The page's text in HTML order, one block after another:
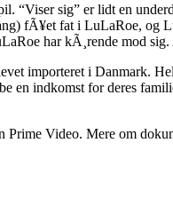
“Viser sig” er lidt en
fÃ¥et fat i LuLaRoe, og
har kÃ¸rende mod
importeret i Danmark.
indkomst for deres
Video. Mere om